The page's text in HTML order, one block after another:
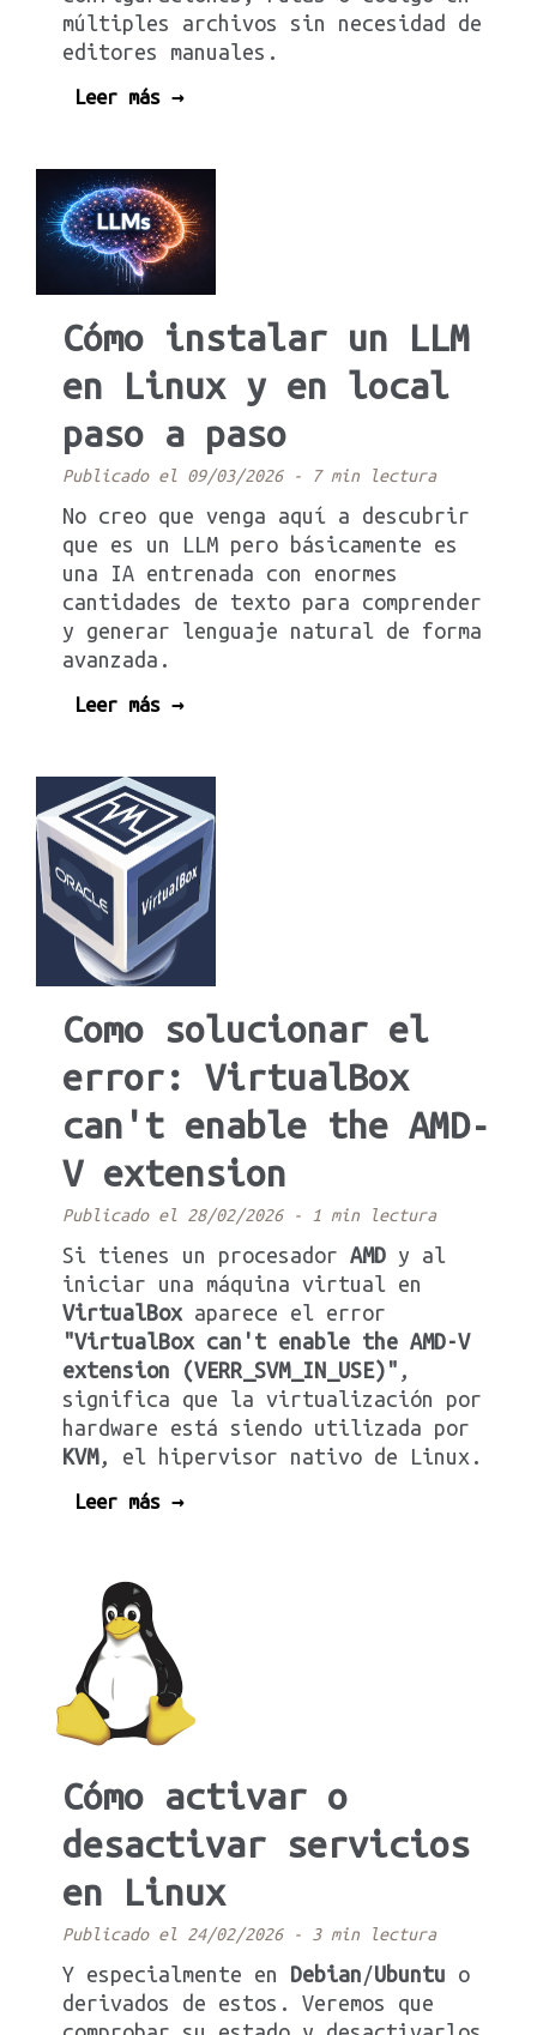
múltiples archivos sin necesidad de
editores manuales.
Leer más →
Cómo instalar un LLM
en Linux y en local
paso a paso
Publicado el 09/03/2026- 7 min lectura
No creo que venga aquí a descubrir
que es un LLM pero básicamente es
una IA entrenada con enormes
cantidades de texto para comprender
y generar lenguaje natural de forma
avanzada.
Leer más →
Como solucionar el
error: VirtualBox
can't enable the AMD-
V extension
Publicado el 28/02/2026- 1 min lectura
Si tienes un procesador AMD y al
iniciar una máquina virtual en
VirtualBox aparece el error
"VirtualBox can't enable the AMD-V
extension (VERR_SVM_IN_USE)" ,
significa que la virtualización por
hardware está siendo utilizada por
KVM, el hipervisor nativo de Linux.
Leer más →
Cómo activar o
desactivar servicios
en Linux
Publicado el 24/02/2026- 3 min lectura
Y especialmente en Debian/Ubuntu o
derivados de estos. Veremos que